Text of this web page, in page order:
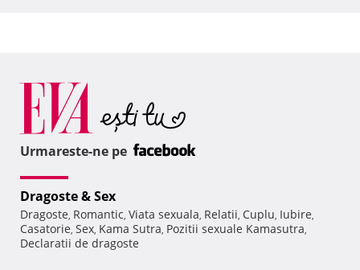
Urmareste-ne pe
Dragoste & Sex
Dragoste, Romantic, Viata sexuala, Relatii, Cuplu, Iubire,
Casatorie, Sex, Kama Sutra, Pozitii sexuale Kamasutra,
Declaratii de dragoste